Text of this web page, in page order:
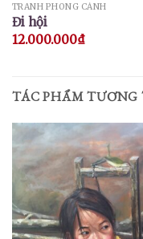
TRANH PHONG CẢNH
Đi hội
12.000.000₫
TÁC PHẨM TƯƠNG